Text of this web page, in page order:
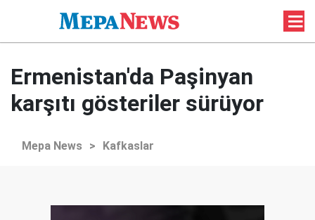
Ermenistan'da Paşinyan
karşıtı gösteriler sürüyor
Mepa News > Kafkaslar